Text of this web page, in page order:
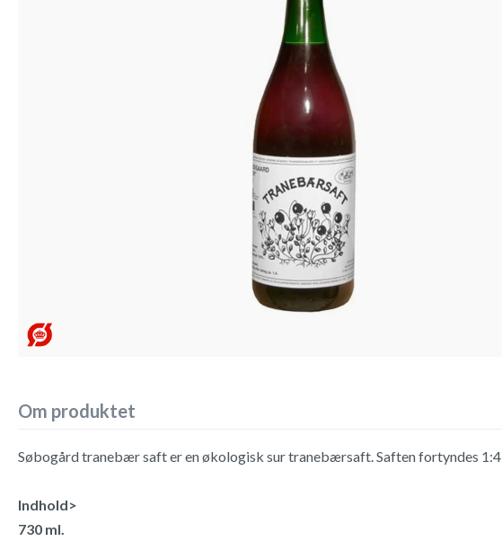
Om produktet
Søbogård tranebær saft er en økologisk sur tranebærsaft. Saften fortyndes 1:4
Indhold>
730 ml.